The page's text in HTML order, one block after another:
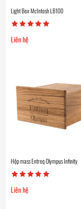
Light Box McIntosh LB100
Liên hệ
Hộp mass Entreq Olympus Infinity
Liên hệ